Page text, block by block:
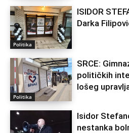
Politika
ISIDOR
Darka
Politika
SRCE:
političkih
lošeg
Isidor
nestanka